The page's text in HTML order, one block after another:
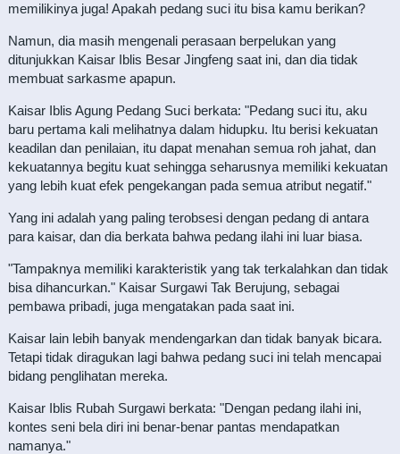
memilikinya juga! Apakah pedang suci itu bisa kamu berikan?
Namun, dia masih mengenali perasaan berpelukan yang
ditunjukkan Kaisar Iblis Besar Jingfeng saat ini, dan dia tidak
membuat sarkasme apapun.
Kaisar Iblis Agung Pedang Suci berkata: "Pedang suci itu, aku
baru pertama kali melihatnya dalam hidupku. Itu berisi kekuatan
keadilan dan penilaian, itu dapat menahan semua roh jahat, dan
kekuatannya begitu kuat sehingga seharusnya memiliki kekuatan
yang lebih kuat efek pengekangan pada semua atribut negatif."
Yang ini adalah yang paling terobsesi dengan pedang di antara
para kaisar, dan dia berkata bahwa pedang ilahi ini luar biasa.
"Tampaknya memiliki karakteristik yang tak terkalahkan dan tidak
bisa dihancurkan." Kaisar Surgawi Tak Berujung, sebagai
pembawa pribadi, juga mengatakan pada saat ini.
Kaisar lain lebih banyak mendengarkan dan tidak banyak bicara.
Tetapi tidak diragukan lagi bahwa pedang suci ini telah mencapai
bidang penglihatan mereka.
Kaisar Iblis Rubah Surgawi berkata: "Dengan pedang ilahi ini,
kontes seni bela diri ini benar-benar pantas mendapatkan
namanya."